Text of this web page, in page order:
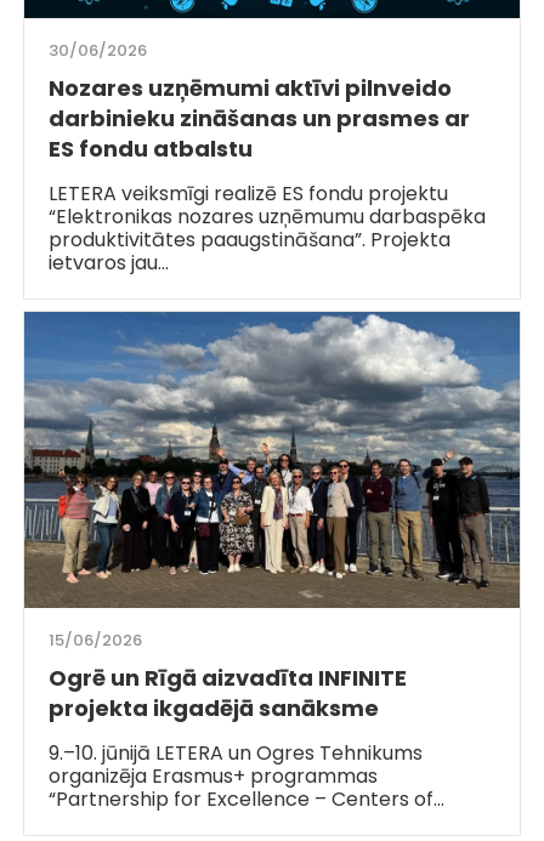
30/06/2026
Nozares uzņēmumi aktīvi pilnveido
darbinieku zināšanas un prasmes ar
ES fondu atbalstu
LETERA veiksmīgi realizē ES fondu projektu
“Elektronikas nozares uzņēmumu darbaspēka
produktivitātes paaugstināšana”. Projekta
ietvaros jau…
15/06/2026
Ogrē un Rīgā aizvadīta INFINITE
projekta ikgadējā sanāksme
9.–10. jūnijā LETERA un Ogres Tehnikums
organizēja Erasmus+ programmas
“Partnership for Excellence – Centers of…